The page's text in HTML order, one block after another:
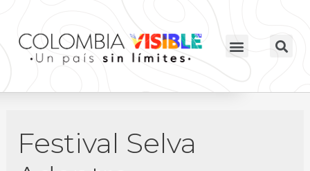
Festival Selva